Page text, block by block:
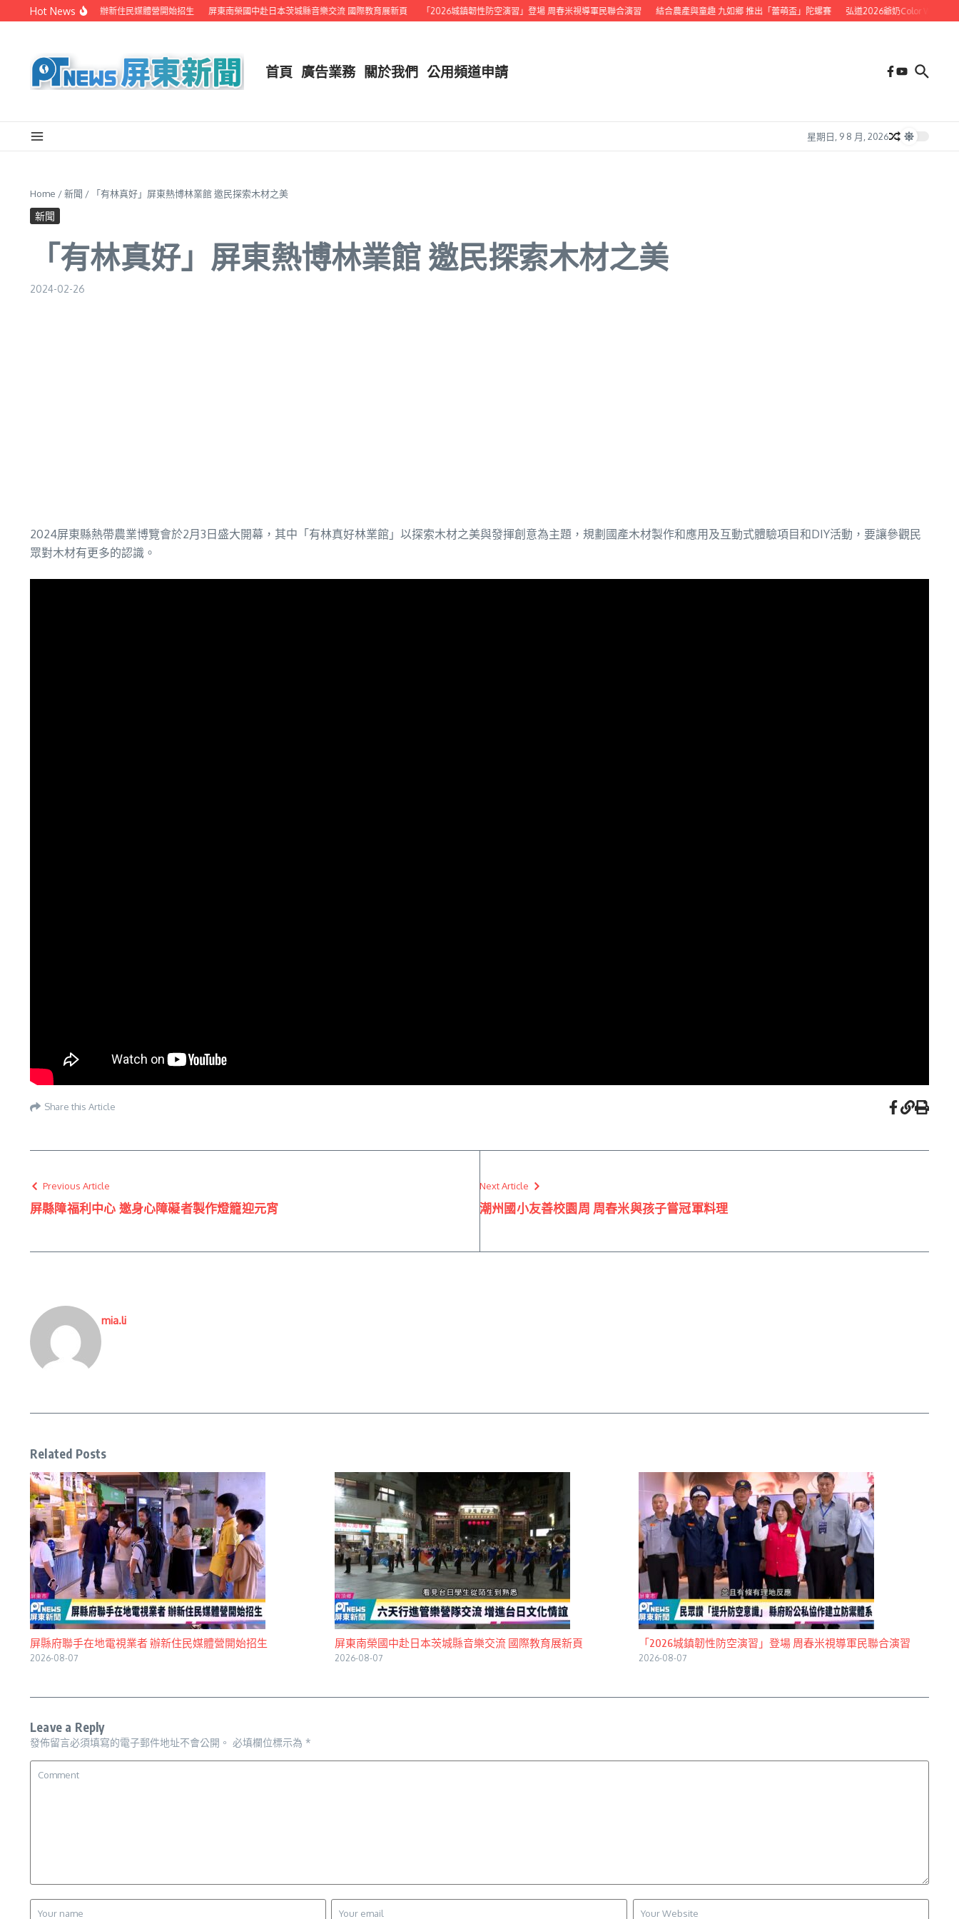
Skip to content
Hot News
府聯手在地電視業者 辦新住民媒體營開始招生 屏東南榮國中赴日本茨城縣音樂交流 國際教育展新頁 「2026城鎮韌性防空演習」登場 周春米視導軍民聯合演習 結合農產與童趣 九如鄉 推出「蕾萌盃」陀螺賽 弘道2026爺奶Color Walk健走
首頁 廣告業務 關於我們 公用頻道申請
星期日, 9 8 月, 2026
Home /新聞 / 「有林真好」屏東熱博林業館 邀民探索木材之美
新聞
「有林真好」屏東熱博林業館 邀民探索木材之美
2024-02-26
2024屏東縣熱帶農業博覽會於2月3日盛大開幕，其中「有林真好林業館」以探索木材之美與發揮創意為主題，規劃國產木材製作和應用及互動式體驗項目和DIY活動，要讓參觀民
眾對木材有更多的認識。
Share this Article
Previous Article
屏縣障福利中心 邀身心障礙者製作燈籠迎元宵
Next Article
潮州國小友善校園周 周春米與孩子嘗冠軍料理
mia.li
Related Posts
屏縣府聯手在地電視業者 辦新住民媒體營開始招生
2026-08-07
屏東南榮國中赴日本茨城縣音樂交流 國際教育展新頁
2026-08-07
「2026城鎮韌性防空演習」登場 周春米視導軍民聯合演習
2026-08-07
Leave a Reply
發佈留言必須填寫的電子郵件地址不會公開。 必填欄位標示為 *